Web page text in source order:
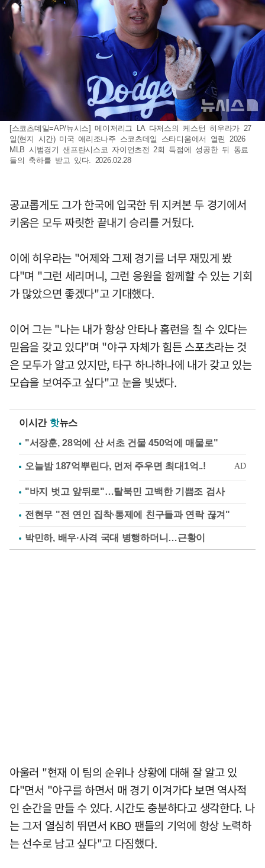
[스코츠데일=AP/뉴시스] 메이저리그 LA 다저스의 케스턴 히우라가 27
일(현지 시간) 미국 애리조나주 스코츠데일 스타디움에서 열린 2026
MLB 시범경기 샌프란시스코 자이언츠전 2회 득점에 성공한 뒤 동료
들의 축하를 받고 있다. 2026.02.28
공교롭게도 그가 한국에 입국한 뒤 지켜본 두 경기에서
키움은 모두 짜릿한 끝내기 승리를 거뒀다.
이에 히우라는 "어제와 그제 경기를 너무 재밌게 봤
다"며 "그런 세리머니, 그런 응원을 함께할 수 있는 기회
가 많았으면 좋겠다"고 기대했다.
이어 그는 "나는 내가 항상 안타나 홈런을 칠 수 있다는
믿음을 갖고 있다"며 "야구 자체가 힘든 스포츠라는 것
은 모두가 알고 있지만, 타구 하나하나에 내가 갖고 있는
모습을 보여주고 싶다"고 눈을 빛냈다.
이시간 핫뉴스
"서장훈, 28억에 산 서초 건물 450억에 매물로"
"바지 벗고 앞뒤로"…탈북민 고백한 기쁨조 검사
전현무 "전 연인 집착·통제에 친구들과 연락 끊겨"
박민하, 배우·사격 국대 병행하더니…근황이
아울러 "현재 이 팀의 순위나 상황에 대해 잘 알고 있
다"면서 "야구를 하면서 매 경기 이겨가다 보면 역사적
인 순간을 만들 수 있다. 시간도 충분하다고 생각한다. 나
는 그저 열심히 뛰면서 KBO 팬들의 기억에 항상 노력하
는 선수로 남고 싶다"고 다짐했다.